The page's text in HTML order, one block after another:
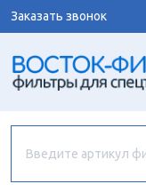
Заказать звонок